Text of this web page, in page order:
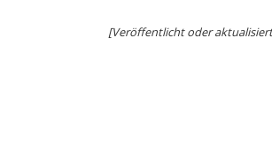
[Veröffentlicht oder